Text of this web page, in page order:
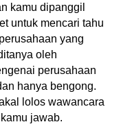
kamu dipanggil
untuk mencari tahu
yang
oleh
perusahaan
hanya bengong.
lolos wawancara
jawab.